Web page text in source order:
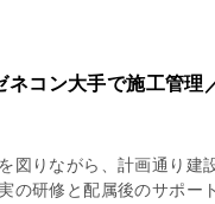
ネコン大手で施工管理
図りながら、計画通り建
の研修と配属後のサポー